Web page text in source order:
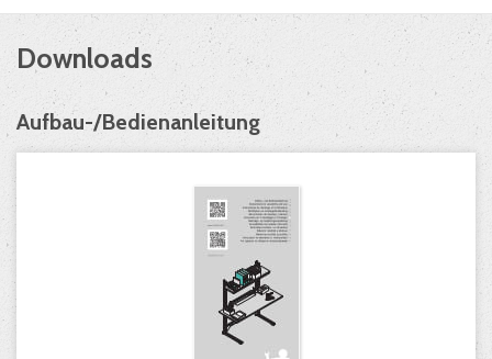
Downloads
Aufbau-/Bedienanleitung